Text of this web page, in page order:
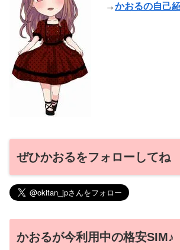
→かおるの自己
ぜひかおるをフォローしてね
かおるが今利用中の格安SIM♪